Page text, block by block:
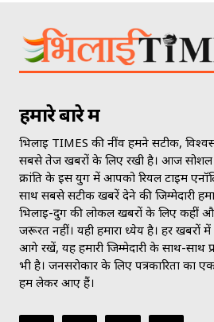
हमारे बारे में
भिलाई TIMES की नींव हमने सटीक,
सबसे तेज खबरों के लिए रखी है। आज सोशल
क्रांति के इस युग में आपको रियल टाइम
साथ सबसे सटीक खबरें देने की जिम्मेदारी
भिलाई-दुर्ग की लोकल खबरों के लिए कहीं
जरूरत नहीं। यही हमारा ध्येय है। हर खबरों
आगे रखें, यह हमारी जिम्मेदारी के साथ-साथ
भी है। जनसराेकार के लिए पत्रकारिता का
हम लेकर आए हैं।